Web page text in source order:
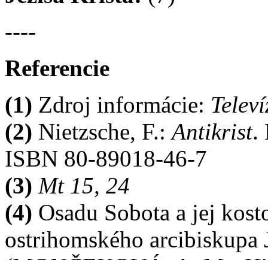
----
Referencie
(1) Zdroj informácie:
(2) Nietzsche, F.: Antikrist.
ISBN 80-89018-46-7
(3) Mt 15, 24
(4) Osadu Sobota a jej
ostrihomského arcibiskupa